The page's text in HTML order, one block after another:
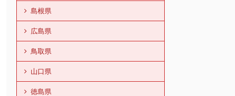
島根県
広島県
鳥取県
山口県
徳島県